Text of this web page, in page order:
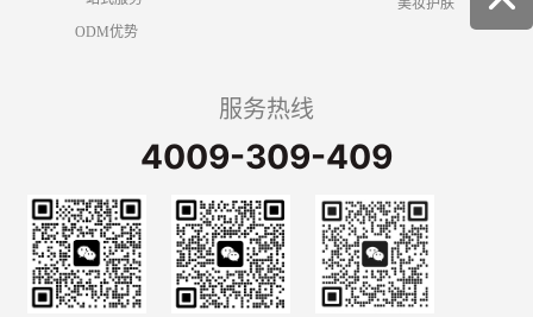
ODM优势
服务热线
4009-309-409